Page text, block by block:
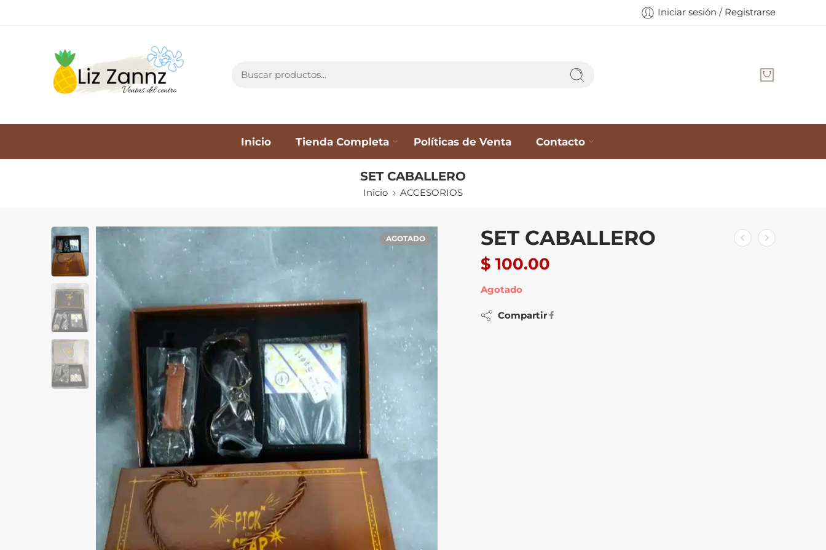
Iniciar sesión / Registrarse
Inicio Tienda Completa Políticas de Venta Contacto
SET CABALLERO
Inicio ACCESORIOS
AGOTADO SET CABALLERO
$ 100.00
Agotado
Compartir